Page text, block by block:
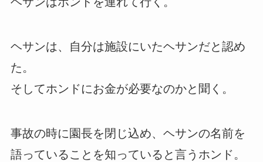
ヘサンは、自分は施設にいたヘサンだと認め
た。
そしてホンドにお金が必要なのかと聞く。
事故の時に園長を閉じ込め、ヘサンの名前を
語っていることを知っていると言うホンド。